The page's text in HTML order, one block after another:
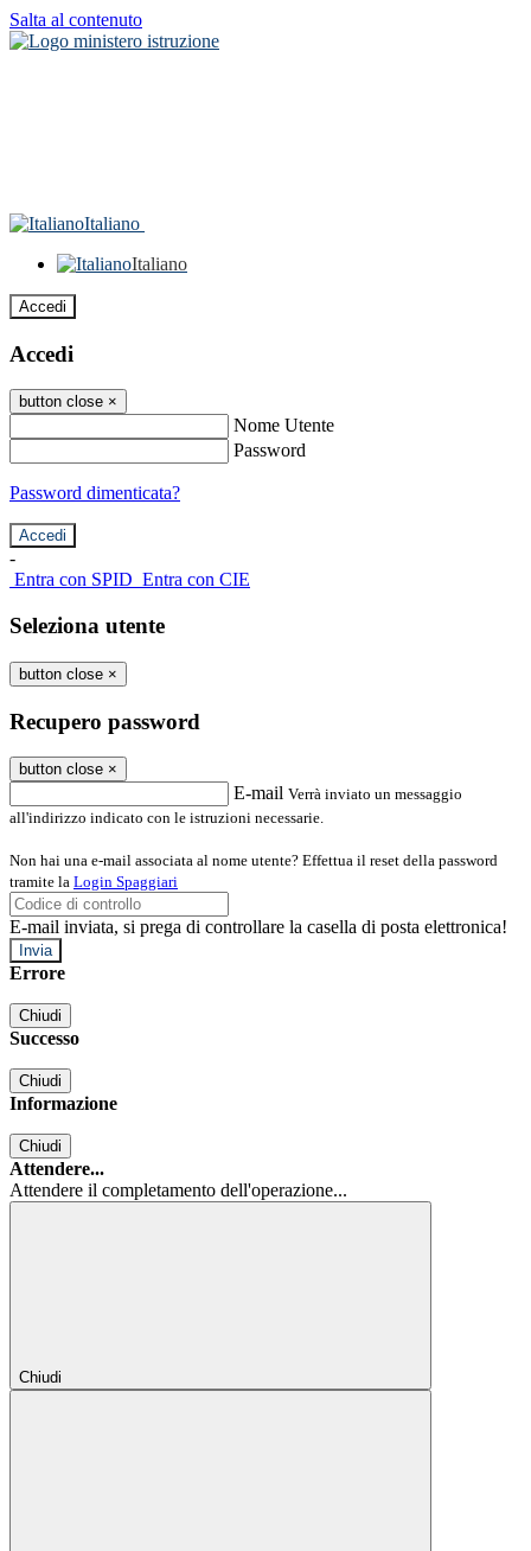
Salta al contenuto
Italiano
Italiano
Accedi
Accedi
button close ×
Nome Utente
Password
Password dimenticata?
-
Entra con SPID Entra con CIE
Seleziona utente
button close ×
Recupero password
button close ×
E-mail Verrà inviato un messaggio
all'indirizzo indicato con le istruzioni necessarie.
Non hai una e-mail associata al nome utente? Effettua il reset della password
tramite la Login Spaggiari
E-mail inviata, si prega di controllare la casella di posta elettronica!
Errore
Chiudi
Successo
Chiudi
Informazione
Chiudi
Attendere...
Attendere il completamento dell'operazione...
Chiudi